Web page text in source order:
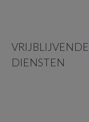
VRIJBLIJVENDE
DIENSTEN